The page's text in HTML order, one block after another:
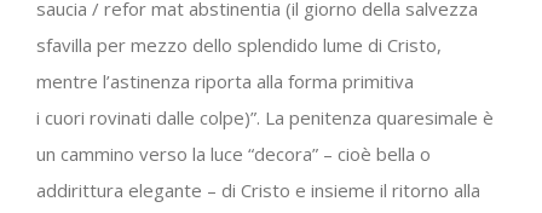
saucia / refor mat abstinentia (il giorno della salvezza
sfavilla per mezzo dello splendido lume di Cristo,
mentre l’astinenza riporta alla forma primitiva
i cuori rovinati dalle colpe)”. La penitenza quaresimale è
un cammino verso la luce “decora” – cioè bella o
addirittura elegante – di Cristo e insieme il ritorno alla